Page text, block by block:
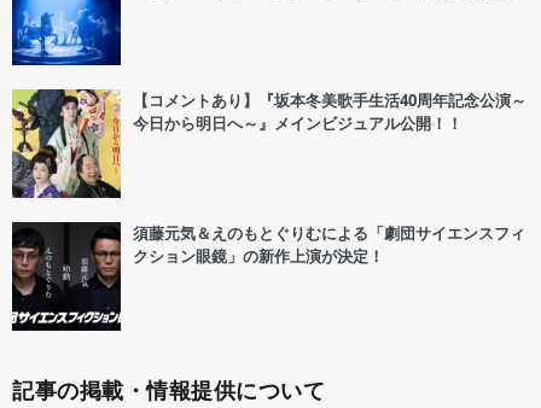
【コメントあり】『坂本冬美歌手生活40周年記念公演～
今日から明日へ～』メインビジュアル公開！！
須藤元気＆えのもとぐりむによる「劇団サイエンスフィ
クション眼鏡」の新作上演が決定！
記事の掲載・情報提供について